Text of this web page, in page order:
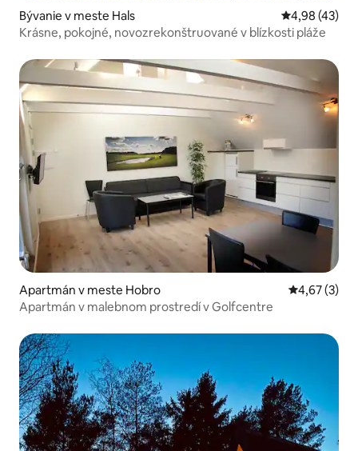
Bývanie v meste Hals Priemerné
4,98 (43)
Krásne, pokojné, novozrekonštruované v blízkosti pláže
Apartmán v meste Hobro Priemerné
4,67 (3)
Apartmán v malebnom prostredí v Golfcentre